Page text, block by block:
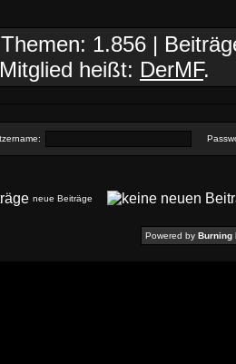
1.856 |
heißt: DerMF.
neue Beiträge
Powered by Burning